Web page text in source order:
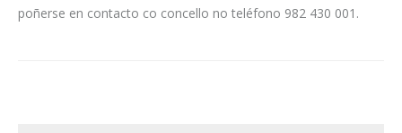
poñerse en contacto co concello no teléfono 982 430 001.